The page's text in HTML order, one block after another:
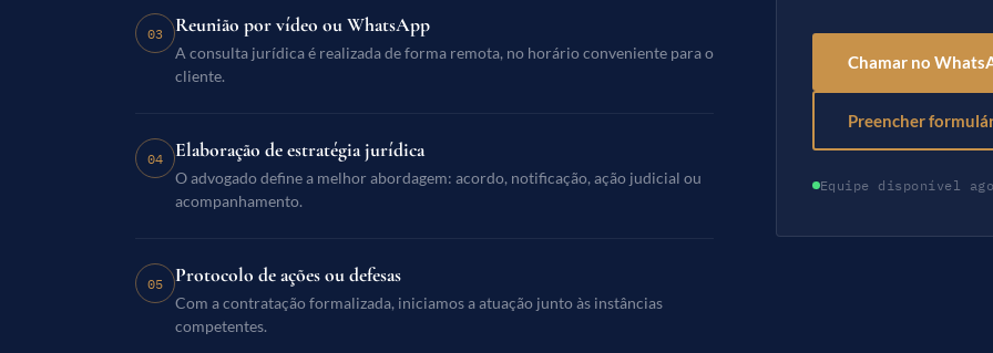
03 Reunião por vídeo ou WhatsApp
A consulta jurídica é realizada de forma remota, no horário conveniente para o
cliente.
04 Elaboração de estratégia jurídica
O advogado define a melhor abordagem: acordo, notificação, ação judicial ou
acompanhamento.
05 Protocolo de ações ou defesas
Com a contratação formalizada, iniciamos a atuação junto às instâncias
competentes.
Chamar no
Preencher
Equipe disponível